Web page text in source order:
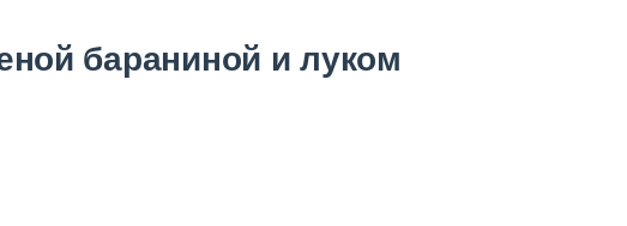
бараниной и луком